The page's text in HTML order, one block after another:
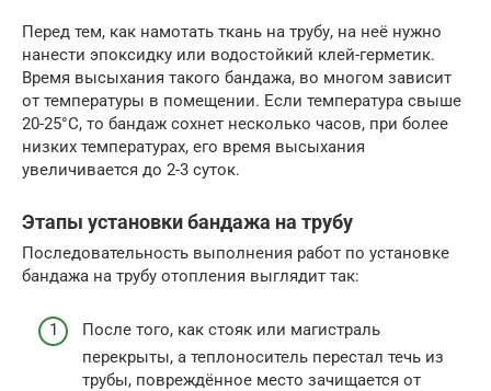
Перед тем, как намотать ткань на трубу, на неё нужно
нанести эпоксидку или водостойкий клей-герметик.
Время высыхания такого бандажа, во многом зависит
от температуры в помещении. Если температура свыше
20-25°С, то бандаж сохнет несколько часов, при более
низких температурах, его время высыхания
увеличивается до 2-3 суток.
Этапы установки бандажа на трубу
Последовательность выполнения работ по установке
бандажа на трубу отопления выглядит так:
После того, как стояк или магистраль
перекрыты, а теплоноситель перестал течь из
трубы, повреждённое место зачищается от